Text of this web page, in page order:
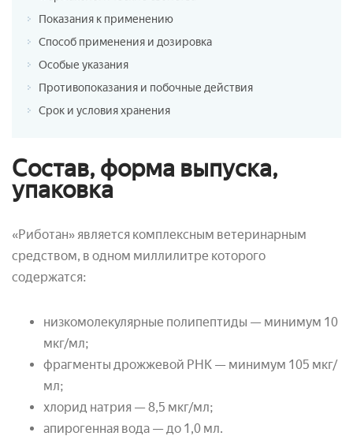
Показания к применению
Способ применения и дозировка
Особые указания
Противопоказания и побочные действия
Срок и условия хранения
Состав, форма выпуска,
упаковка
«Риботан» является комплексным ветеринарным
средством, в одном миллилитре которого
содержатся:
низкомолекулярные полипептиды — минимум 10
мкг/мл;
фрагменты дрожжевой РНК — минимум 105 мкг/
мл;
хлорид натрия — 8,5 мкг/мл;
апирогенная вода — до 1,0 мл.